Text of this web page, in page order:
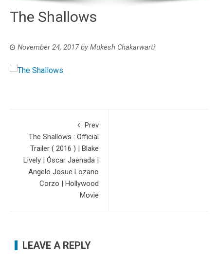
The Shallows
November 24, 2017by Mukesh Chakarwarti
Prev
The Shallows : Official
Trailer ( 2016 ) | Blake
Lively | Óscar Jaenada |
Angelo Josue Lozano
Corzo | Hollywood
Movie
LEAVE A REPLY